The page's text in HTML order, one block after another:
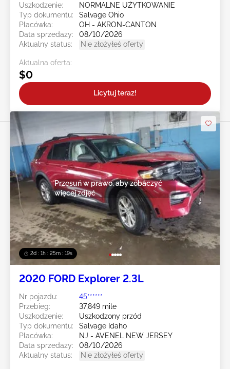
Uszkodzenie:
NORMALNE UŻYTKOWANIE
Typ dokumentu:
Salvage Ohio
Placówka:
OH - AKRON-CANTON
Data sprzedaży:
08/10/2026
Aktualny status:
Nie złożyłeś oferty
Aktualna oferta:
$0
Licytuj teraz!
2d : 1h : 25m : 16s
Przesuń w prawo, aby zobaczyć
więcej zdjęć
2020 FORD Explorer 2.3L
Nr pojazdu:
45******
Przebieg:
37,849 mile
Uszkodzenie:
Uszkodzony przód
Typ dokumentu:
Salvage Idaho
Placówka:
NJ - AVENEL NEW JERSEY
Data sprzedaży:
08/10/2026
Aktualny status:
Nie złożyłeś oferty